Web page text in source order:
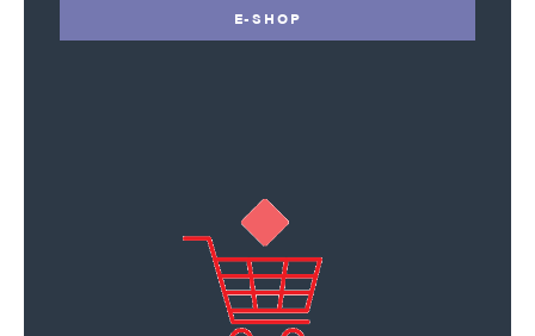
E-SHOP